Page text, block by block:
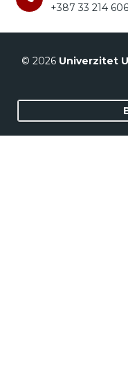
+387 33 214 606
© 2026 Univerzitet